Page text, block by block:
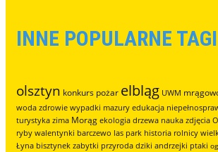
INNE POPULARNE TAGI
olsztyn konkurs pożar elbląg UWM
woda zdrowie wypadki mazury edukacja
turystyka zima Morąg ekologia drzewa nauka zdjęcia
ryby walentynki barczewo las park historia rolnicy
Łyna bisztynek zabytki przyroda dziki andrzejki ptaki